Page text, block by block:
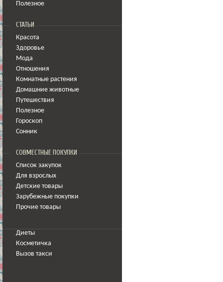
Полезное
СТАТЬИ
Красота
Здоровье
Мода
Отношения
Комнатные растения
Домашние животные
Путешествия
Полезное
Гороскоп
Сонник
СОВМЕСТНЫЕ ПОКУПКИ
Список закупок
Для взрослых
Детские товары
Зарубежные покупки
Прочие товары
Диеты
Косметичка
Вызов такси